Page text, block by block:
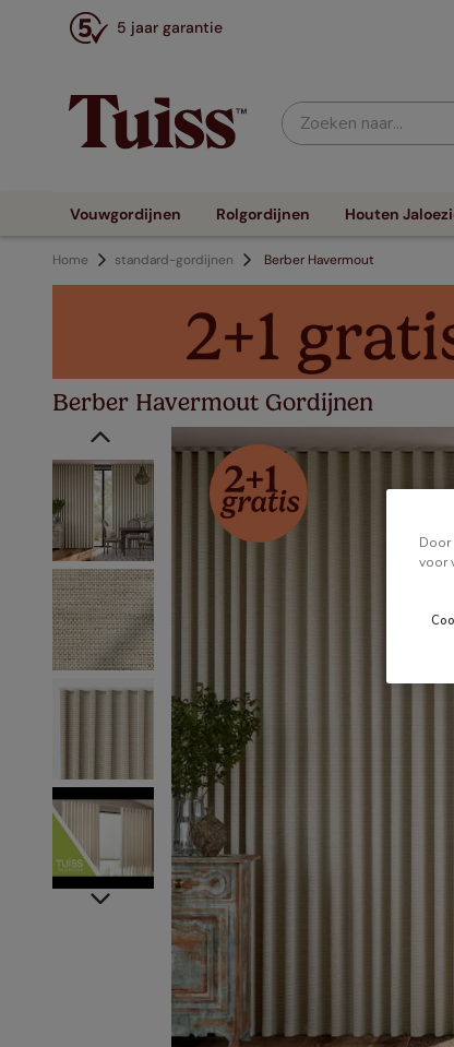
5 jaar garantie
Zoeken naar...
Vouwgordijnen Rolgordijnen Houten
Home standard-gordijnen Berber Havermout
Berber Havermout Gordijnen
Door
voor